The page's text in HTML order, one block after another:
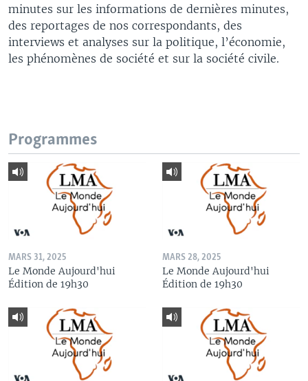
minutes sur les informations de dernières minutes,
des reportages de nos correspondants, des
interviews et analyses sur la politique, l’économie,
les phénomènes de société et sur la société civile.
Programmes
MARS 31, 2025
Le Monde Aujourd'hui
Édition de 19h30
MARS 28, 2025
Le Monde Aujourd'hui
Édition de 19h30